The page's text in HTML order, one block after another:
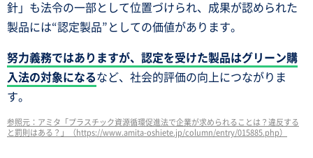
針」も法令の一部として位置づけられ、成果が認められた
製品には“認定製品”としての価値があります。
努力義務ではありますが、認定を受けた製品はグリーン購
入法の対象になるなど、社会的評価の向上につながりま
す。
参照元：アミタ「プラスチック資源循環促進法で企業が求められることは？違反する
と罰則はある？」（https://www.amita-oshiete.jp/column/entry/015885.php）